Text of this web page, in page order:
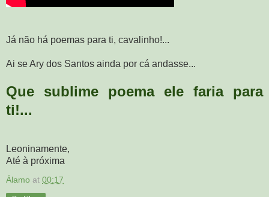
Já não há poemas para ti, cavalinho!...
Ai se Ary dos Santos ainda por cá andasse...
Que sublime poema ele faria para
ti!...
Leoninamente,
Até à próxima
Álamo at 00:17